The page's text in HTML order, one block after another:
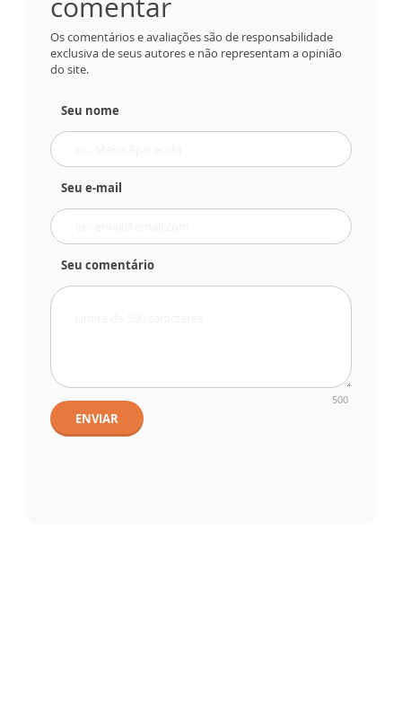
Os comentários e avaliações são de responsabilidade
exclusiva de seus autores e não representam a opinião
do site.
Seu nome
Seu e-mail
Seu comentário
500
ENVIAR